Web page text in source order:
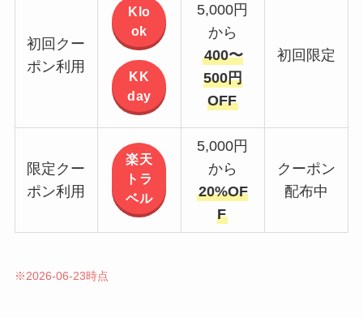
初回クー
ポン利用
Klo
ok
KK
day
5,000円
から
400〜
500円
OFF
初回限定
限定クー
ポン利用
楽天
トラ
ベル
5,000円
から
20%OF
F
クーポン
配布中
※2026-06-23時点